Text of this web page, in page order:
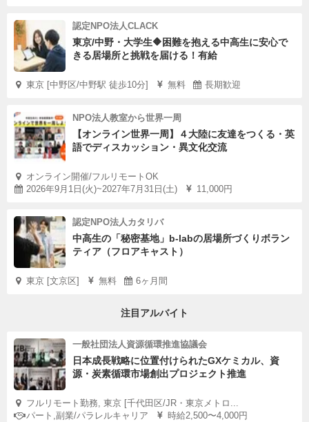
認定NPO法人CLACK
東京/中野・大学生🔶困難を抱える中高生に安心で
きる居場所と挑戦を届ける！有給
東京 [中野区/中野駅 徒歩10分] 無料 長期歓迎
NPO法人教室から世界一周
【オンライン世界一周】４大陸に友達をつくる・英
語でディスカッション・異文化交流
オンライン開催/フルリモートOK
2026年9月1日(火)~2027年7月31日(土)
11,000円
認定NPO法人カタリバ
中高生の「秘密基地」b-labの居場所づくりボラン
ティア（フロアキャスト）
東京 [文京区] 無料 6ヶ月間
注目アルバイト
一般社団法人資源循環推進協議会
日本成長戦略に位置付けられたGXケミカル、資
源・炭素循環市場創出プロジェクト推進
フルリモート勤務, 東京 [千代田区/JR・東京メトロ...
パート,副業/パラレルキャリア
時給2,500〜4,000円